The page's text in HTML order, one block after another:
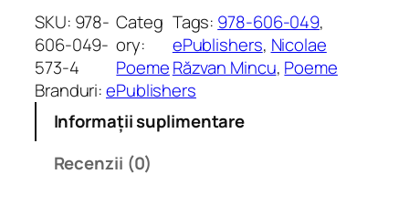
n
t
i
t
a
SKU: 978-
606-049-
573-4
Categ
ory:
Poeme
Tags: 978-606-049
ePublishers, Nicolae
Răzvan Mincu, Poeme
Branduri:ePublishers
Informații suplimentare
Recenzii (0)